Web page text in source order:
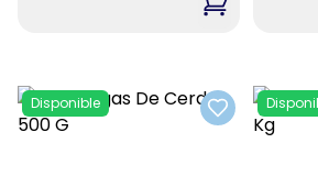
,Picadillo
Add to
Disponible